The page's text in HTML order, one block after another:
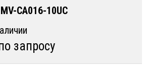
ОПЛАТА
MV-CA016-10UC
запросу